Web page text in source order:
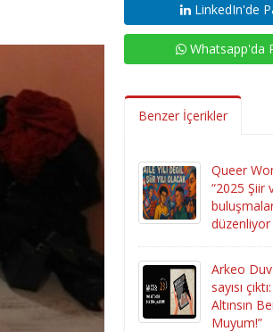
LinkedIn'de
Whatsapp'da
Benzer İçerikler
Queer
“2025 Şiir
düzenliyor
Arkeo
sayısı
Altınsın
Muyum!”